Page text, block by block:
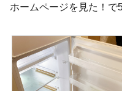
ホームページを見た！で